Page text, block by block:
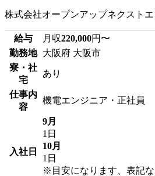
株式会社オープンアップネクスト
給与 月収220,000円〜
勤務地 大阪府 大阪市
寮・社
宅
あり
仕事内
容
機電エンジニア・正社員
入社日
9月
1日
10月
1日
※目安になります、表記な